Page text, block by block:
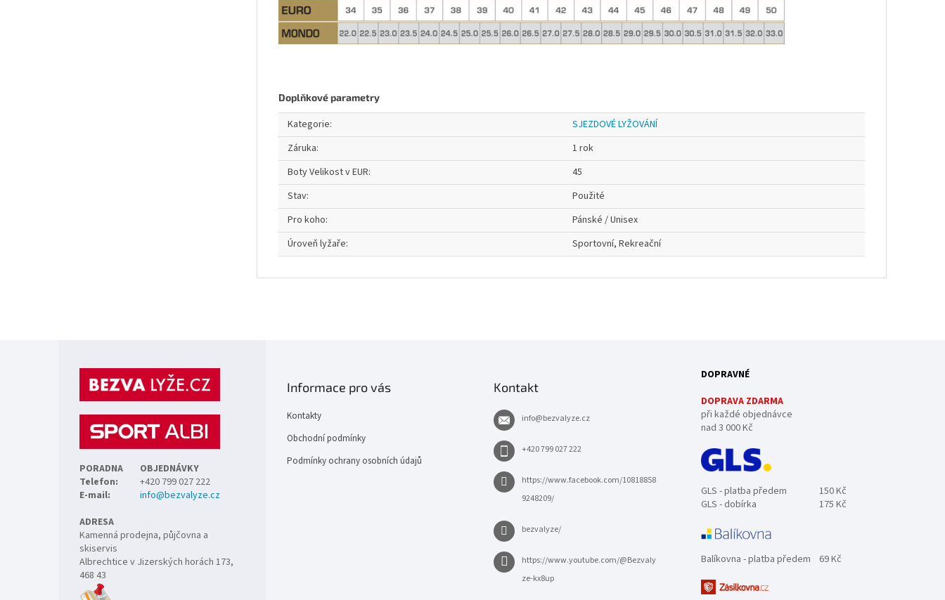
Doplňkové parametry
Kategorie:
SJEZDOVÉ LYŽOVÁNÍ
Záruka:
1 rok
Boty Velikost v EUR:
45
Stav:
Použité
Pro koho:
Pánské / Unisex
Úroveň lyžaře: Sportovní, Rekreační
PORADNA
OBJEDNÁVKY
Telefon:
+420 799 027 222
E-mail:
info@bezvalyze.cz
ADRESA
Kamenná prodejna, půjčovna a
skiservis
Albrechtice v Jizerských horách 173,
468 43
Informace pro vás
Kontakty
Obchodní podmínky
Podmínky ochrany osobních údajů
Kontakt
info@bezvalyze.cz
+420 799 027 222
https://www.facebook.com/10818858
9248209/
bezvalyze/
https://www.youtube.com/@Bezvaly
ze-kx8up
DOPRAVNÉ
DOPRAVA ZDARMA
při každé objednávce
nad 3 000 Kč
GLS - platba předem
150 Kč
GLS - dobírka
175 Kč
Balíkovna - platba předem 69 Kč